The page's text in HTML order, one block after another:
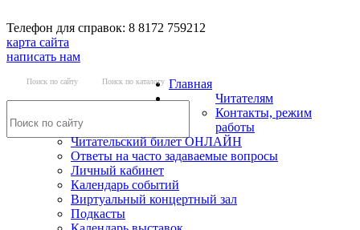
Телефон для справок: 8 8172 759212
карта сайта
написать нам
Поиск по сайту Поиск по каталогу Главная
Читателям
Контакты, режим
работы
Читательский билет ОНЛАЙН
Ответы на часто задаваемые вопросы
Личный кабинет
Календарь событий
Виртуальный концертный зал
Подкасты